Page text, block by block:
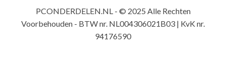
PCONDERDELEN.NL - © 2025 Alle Rechten
Voorbehouden - BTW nr. NL004306021B03 | KvK nr.
94176590